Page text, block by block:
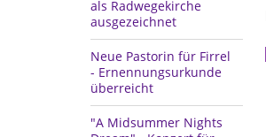
als Radwegekirche
ausgezeichnet
Neue Pastorin für Firrel
- Ernennungsurkunde
überreicht
"A Midsummer Nights